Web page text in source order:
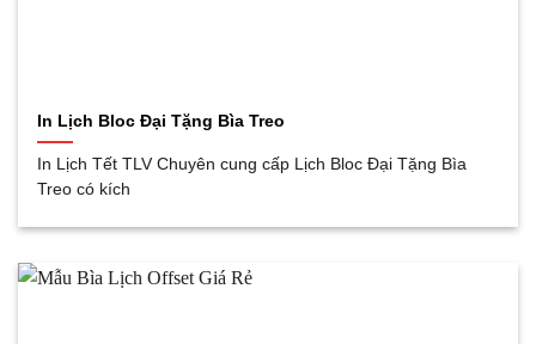
In Lịch Bloc Đại Tặng Bìa Treo
In Lịch Tết TLV Chuyên cung cấp Lịch Bloc Đại Tặng Bìa
Treo có kích